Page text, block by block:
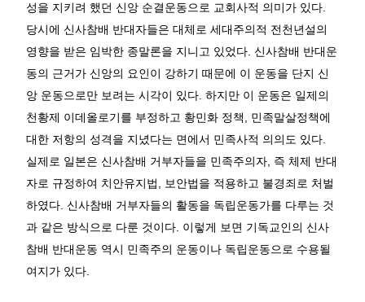
성을 지키려 했던 신앙 순결운동으로 교회사적 의미가 있다.
당시에 신사참배 반대자들은 대체로 세대주의적 전천년설의
영향을 받은 임박한 종말론을 지니고 있었다. 신사참배 반대운
동의 근거가 신앙의 요인이 강하기 때문에 이 운동을 단지 신
앙 운동으로만 보려는 시각이 있다. 하지만 이 운동은 일제의
천황제 이데올로기를 부정하고 황민화 정책, 민족말살정책에
대한 저항의 성격을 지녔다는 면에서 민족사적 의의도 있다.
실제로 일본은 신사참배 거부자들을 민족주의자, 즉 체제 반대
자로 규정하여 치안유지법, 보안법을 적용하고 불경죄로 처벌
하였다. 신사참배 거부자들의 활동을 독립운동가를 다루는 것
과 같은 방식으로 다룬 것이다. 이렇게 보면 기독교인의 신사
참배 반대운동 역시 민족주의 운동이나 독립운동으로 수용될
여지가 있다.